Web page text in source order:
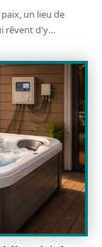
un lieu de
rêvent d'y…